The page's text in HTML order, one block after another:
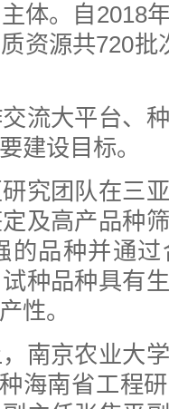
体。自2018
资源共720批
流大平台、
建设目标。
究团队在三
及高产品种
的品种并通
种品种具有
性。
南京农业大
海南省工程